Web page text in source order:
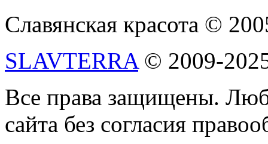
Славянская красота ©
SLAVTERRA© 2009-
Все права защищены.
сайта без согласия